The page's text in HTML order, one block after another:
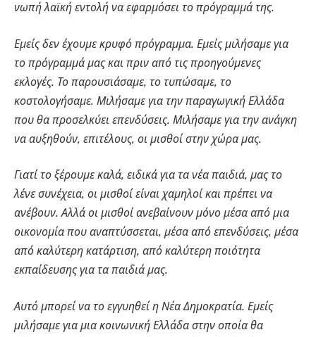
νωπή λαϊκή εντολή να εφαρμόσει το πρόγραμμά της.
Εμείς δεν έχουμε κρυφό πρόγραμμα. Εμείς μιλήσαμε για
το πρόγραμμά μας και πριν από τις προηγούμενες
εκλογές. Το παρουσιάσαμε, το τυπώσαμε, το
κοστολογήσαμε. Μιλήσαμε για την παραγωγική Ελλάδα
που θα προσελκύει επενδύσεις. Μιλήσαμε για την ανάγκη
να αυξηθούν, επιτέλους, οι μισθοί στην χώρα μας.
Γιατί το ξέρουμε καλά, ειδικά για τα νέα παιδιά, μας το
λένε συνέχεια, οι μισθοί είναι χαμηλοί και πρέπει να
ανέβουν. Αλλά οι μισθοί ανεβαίνουν μόνο μέσα από μια
οικονομία που αναπτύσσεται, μέσα από επενδύσεις, μέσα
από καλύτερη κατάρτιση, από καλύτερη ποιότητα
εκπαίδευσης για τα παιδιά μας.
Αυτό μπορεί να το εγγυηθεί η Νέα Δημοκρατία. Εμείς
μιλήσαμε για μια κοινωνική Ελλάδα στην οποία θα